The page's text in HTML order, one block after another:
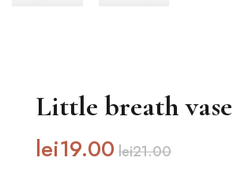
Little breath vase
lei19.00 lei21.00